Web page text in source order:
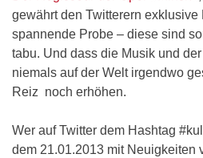
gewährt den Twitterern
spannende Probe – diese sind
tabu. Und dass die Musik und
niemals auf der Welt irgendwo
Reiz noch erhöhen.
Wer auf Twitter dem Hashtag
dem 21.01.2013 mit Neuigkeiten